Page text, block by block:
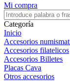
Mi compra
Categoría
Inicio
Accesorios
Accesorios filatelicos
Accesorios Billetes
Placas Cava
Otros accesorios